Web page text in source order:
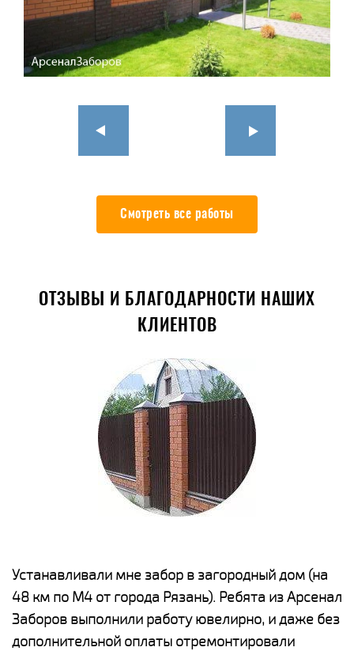
Смотреть все работы
ОТЗЫВЫ И БЛАГОДАРНОСТИ НАШИХ
КЛИЕНТОВ
Устанавливали мне забор в загородный дом (на
48 км по М4 от города Рязань). Ребята из Арсенал
Заборов выполнили работу ювелирно, и даже без
дополнительной оплаты отремонтировали